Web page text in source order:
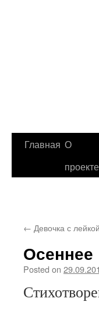
Главная О
проекте
← Девочка с лейкой
Осеннее
Posted on